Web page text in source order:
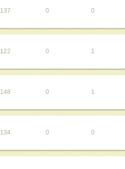
137 0 0
122 0 1
148 0 1
134 0 0